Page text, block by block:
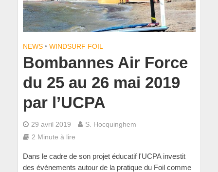
NEWS • WINDSURF FOIL
Bombannes Air Force
du 25 au 26 mai 2019
par l’UCPA
29 avril 2019
S. Hocquinghem
2 Minute à lire
Dans le cadre de son projet éducatif l'UCPA investit
des évènements autour de la pratique du Foil comme